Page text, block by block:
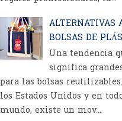
ALTERNATIVAS
BOLSAS DE
Una tendencia
significa
para las bolsas
los Estados Unidos y en
mundo, existe un mov...